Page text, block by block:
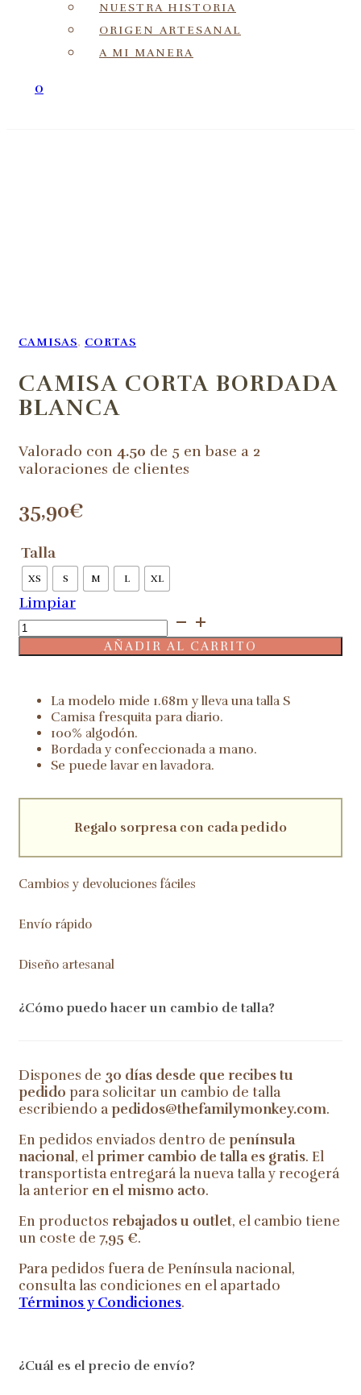
NUESTRA HISTORIA
ORIGEN ARTESANAL
A MI MANERA
0
CAMISAS, CORTAS
CAMISA CORTA BORDADA
BLANCA
Valorado con 4.50 de 5 en base a 2
valoraciones de clientes
35,90€
Talla
XS S M L XL
Limpiar
Camisa
corta
bordada
AÑADIR AL CARRITO
La modelo mide 1.68m y lleva una talla S
Camisa fresquita para diario.
100% algodón.
Bordada y confeccionada a mano.
Se puede lavar en lavadora.
Regalo sorpresa con cada pedido
Cambios y devoluciones fáciles
Envío rápido
Diseño artesanal
¿Cómo puedo hacer un cambio de talla?
Dispones de 30 días desde que recibes tu
pedido para solicitar un cambio de talla
escribiendo apedidos@thefamilymonkey.com.
En pedidos enviados dentro de península
nacional, elprimer cambio de talla es gratis. El
transportista entregará la nueva talla y recogerá
la anterior en el mismo acto.
En productos rebajados u outlet, el cambio tiene
un coste de 7,95 €.
Para pedidos fuera de Península nacional,
consulta las condiciones en el apartado
Términos y Condiciones.
¿Cuál es el precio de envío?